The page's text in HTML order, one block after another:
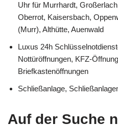
Uhr für Murrhardt,
Oberrot, Kaisersbach,
(Murr), Althütte, Auenwald
Luxus 24h
Nottüröffnungen, KFZ-
Briefkastenöffnungen
Schließanlage,
Auf der Suche